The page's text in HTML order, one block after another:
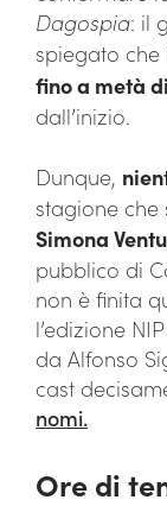
Dagospia: il
spiegato che
fino a metà
dall’inizio.
Dunque,
stagione
Simona
pubblico di
non è finita
l’edizione
da Alfonso
cast
nomi.
Ore di